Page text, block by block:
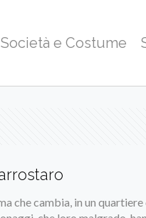
Società e Costume
che cambia, in un